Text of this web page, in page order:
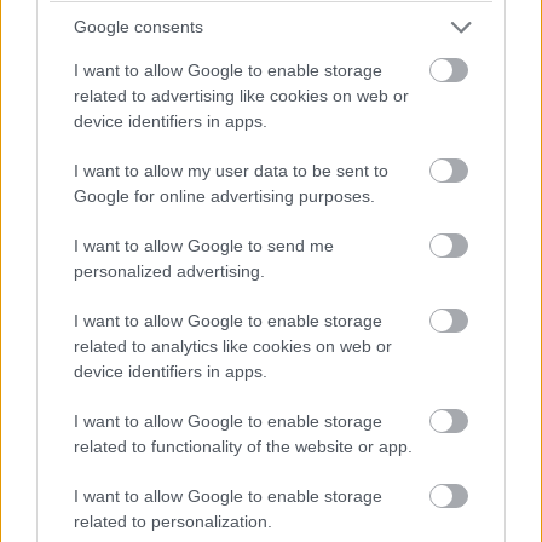
Google consents
I want to allow Google to enable storage
related to advertising like cookies on web or
device identifiers in apps.
I want to allow my user data to be sent to
Google for online advertising purposes.
I want to allow Google to send me
personalized advertising.
I want to allow Google to enable storage
related to analytics like cookies on web or
device identifiers in apps.
I want to allow Google to enable storage
related to functionality of the website or app.
I want to allow Google to enable storage
related to personalization.
kerülhet!
Negyven másodperc! Óriási tempóban közelít
után valószínűleg beül majd a kétszeres Porsche Szuperkupa-,
illetve egyszeres Le Mans-i kategóriagyőztes Jeroen
Bleekemolen.
Az éllovas Signatechbe visszaült Pierre Thiriet. Azóta
már el is telt a hiányzó hét másodperce... A francia úrvezető
(azok közül viszont az egyik legjobb) a Le Mans-győzelem és
a vb-cím felé viszi a #36-os autót, de egy hibával mindkettőt
elbukhatják.
Megint négy másodperc körül! 44 szekundum maradt
Keating előnyéből.